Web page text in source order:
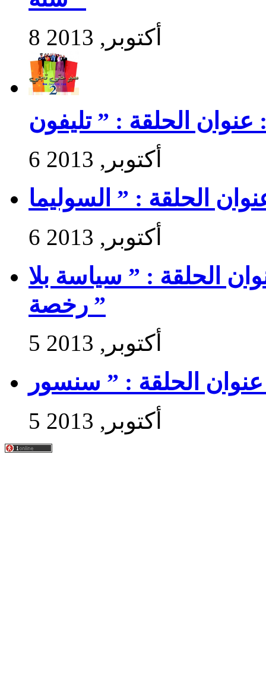
8 أكتوبر, 2013
6 أكتوبر, 2013
6 أكتوبر, 2013
سير حتى تجي 2 : عنوان الحلقة : ” سياسة بلا
رخصة ”
5 أكتوبر, 2013
5 أكتوبر, 2013